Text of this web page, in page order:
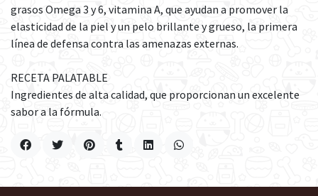
grasos Omega 3 y 6, vitamina A, que ayudan a promover la
elasticidad de la piel y un pelo brillante y grueso, la primera
línea de defensa contra las amenazas externas.
RECETA PALATABLE
Ingredientes de alta calidad, que proporcionan un excelente
sabor a la fórmula.